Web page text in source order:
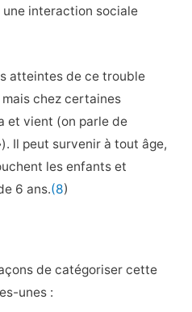
interaction sociale
atteintes de ce trouble
chez certaines
et vient (on parle de
Il peut survenir à tout âge,
les enfants et
6 ans.(8)
de catégoriser cette
unes :